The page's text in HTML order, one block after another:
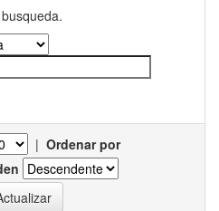
| Ordenar por